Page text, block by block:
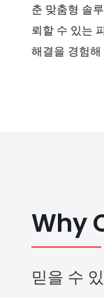
춘 맞춤형 솔
뢰할 수 있는
해결을 경험해
Why
믿을 수